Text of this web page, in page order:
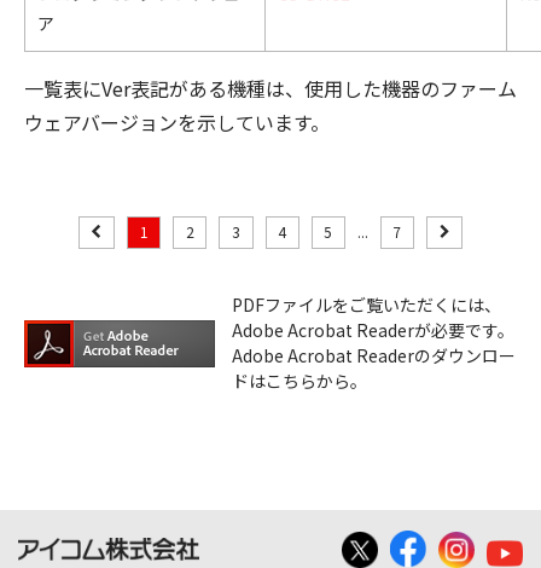
ア
一覧表にVer表記がある機種は、使用した機器のファーム
ウェアバージョンを示しています。
1 2 3 4 5 ... 7
PDFファイルをご覧いただくには、
Adobe Acrobat Readerが必要です。
Adobe Acrobat Readerのダウンロー
ドはこちらから。